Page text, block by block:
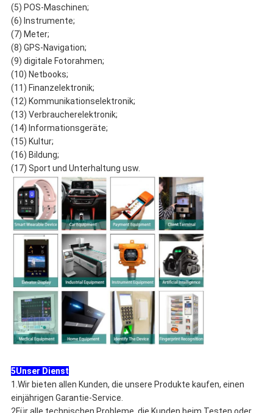
(5) POS-Maschinen;
(6) Instrumente;
(7) Meter;
(8) GPS-Navigation;
(9) digitale Fotorahmen;
(10) Netbooks;
(11) Finanzelektronik;
(12) Kommunikationselektronik;
(13) Verbraucherelektronik;
(14) Informationsgeräte;
(15) Kultur;
(16) Bildung;
(17) Sport und Unterhaltung usw.
5Unser Dienst
1.Wir bieten allen Kunden, die unsere Produkte kaufen, einen
einjährigen Garantie-Service.